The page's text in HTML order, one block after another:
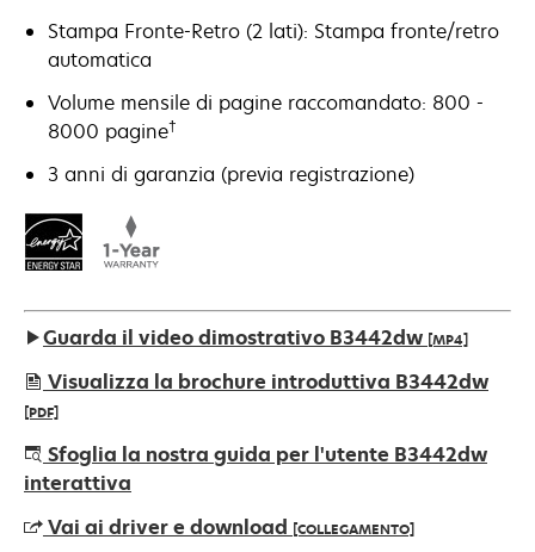
Stampa Fronte-Retro (2 lati): Stampa fronte/retro
automatica
Volume mensile di pagine raccomandato: 800 -
8000 pagine†
3 anni di garanzia (previa registrazione)
Guarda il video dimostrativo B3442dw [MP4]
Visualizza la brochure introduttiva B3442dw
[PDF]
si
apre
una
Sfoglia la nostra guida per l'utente B3442dw
interattiva
Vai ai driver e download [COLLEGAMENTO]